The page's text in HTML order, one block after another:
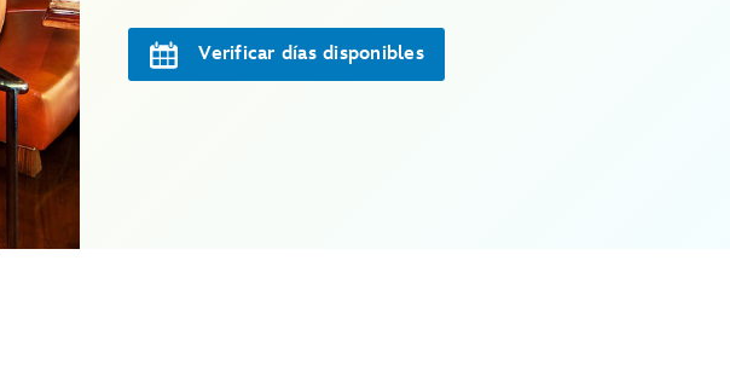
Verificar días disponibles